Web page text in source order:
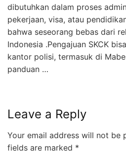
dibutuhkan dalam proses
pekerjaan, visa, atau
bahwa seseorang bebas dari
Indonesia .Pengajuan SKCK
kantor polisi, termasuk di
panduan …
Leave a Reply
Your email address will not be
fields are marked *